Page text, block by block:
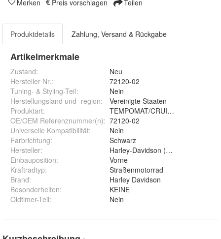
Merken Preis vorschlagen Teilen
Produktdetails Zahlung, Versand & Rückgabe
Artikelmerkmale
Zustand:
Neu
Hersteller Nr.:
72120-02
Tuning- & Styling-Teil:
Nein
Herstellungsland und -region:
Vereinigte Staaten
Produktart:
TEMPOMAT/CRUISE CONTROL
OE/OEM Referenznummer(n): 72120-02
Universelle Kompatibilität:
Nein
Farbrichtung:
Schwarz
Hersteller:
Harley-Davidson (Original OE)
Einbauposition:
Vorne
Kraftradtyp:
Straßenmotorrad
Brand:
Harley Davidson
Besonderheiten:
KEINE
Oldtimer-Teil: Nein